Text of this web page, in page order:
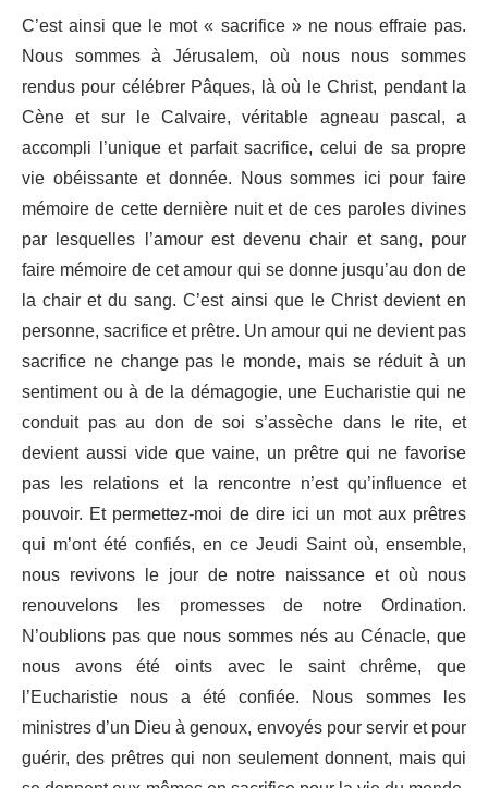
C’est ainsi que le mot « sacrifice » ne nous effraie pas.
Nous sommes à Jérusalem, où nous nous sommes
rendus pour célébrer Pâques, là où le Christ, pendant la
Cène et sur le Calvaire, véritable agneau pascal, a
accompli l’unique et parfait sacrifice, celui de sa propre
vie obéissante et donnée. Nous sommes ici pour faire
mémoire de cette dernière nuit et de ces paroles divines
par lesquelles l’amour est devenu chair et sang, pour
faire mémoire de cet amour qui se donne jusqu’au don de
la chair et du sang. C’est ainsi que le Christ devient en
personne, sacrifice et prêtre. Un amour qui ne devient pas
sacrifice ne change pas le monde, mais se réduit à un
sentiment ou à de la démagogie, une Eucharistie qui ne
conduit pas au don de soi s’assèche dans le rite, et
devient aussi vide que vaine, un prêtre qui ne favorise
pas les relations et la rencontre n’est qu’influence et
pouvoir. Et permettez-moi de dire ici un mot aux prêtres
qui m’ont été confiés, en ce Jeudi Saint où, ensemble,
nous revivons le jour de notre naissance et où nous
renouvelons les promesses de notre Ordination.
N’oublions pas que nous sommes nés au Cénacle, que
nous avons été oints avec le saint chrême, que
l’Eucharistie nous a été confiée. Nous sommes les
ministres d’un Dieu à genoux, envoyés pour servir et pour
guérir, des prêtres qui non seulement donnent, mais qui